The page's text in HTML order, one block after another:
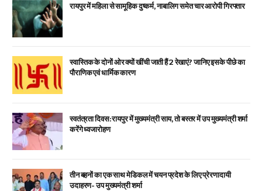
रायपुर में महिला से सामूहिक दुष्कर्म, नाबालिग समेत चार आरोपी गिरफ्तार
स्वास्तिक के दोनों ओर क्यों खींची जाती हैं 2 रेखाएं? जानिए इसके पीछे का
पौराणिक एवं धार्मिक कारण
स्वतंत्रता दिवस: रायपुर में मुख्यमंत्री साय, तो बस्तर में उप मुख्यमंत्री शर्मा
करेंगे ध्वजारोहण
तीन बहनों का एक साथ मेडिकल में चयन प्रदेश के लिए प्रेरणादायी
उदाहरण- उप मुख्यमंत्री शर्मा